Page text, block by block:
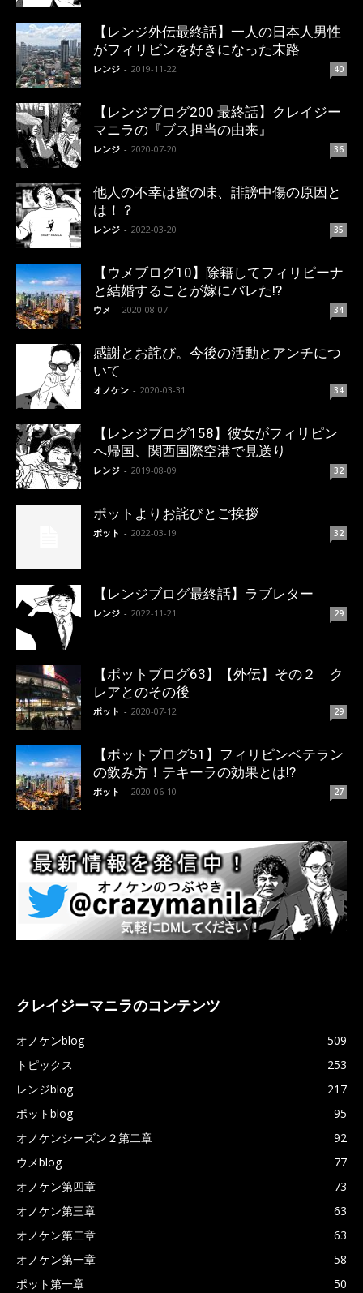
【レンジ外伝最終話】一人の日本人男性
がフィリピンを好きになった末路
レンジ - 2019-11-22 40
【レンジブログ200 最終話】クレイジー
マニラの『ブス担当の由来』
レンジ - 2020-07-20 36
他人の不幸は蜜の味、誹謗中傷の原因と
は！？
レンジ - 2022-03-20 35
【ウメブログ10】除籍してフィリピーナ
と結婚することが嫁にバレた!?
ウメ - 2020-08-07 34
感謝とお詫び。今後の活動とアンチにつ
いて
オノケン - 2020-03-31 34
【レンジブログ158】彼女がフィリピン
へ帰国、関西国際空港で見送り
レンジ - 2019-08-09 32
ポットよりお詫びとご挨拶
ポット - 2022-03-19 32
【レンジブログ最終話】ラブレター
レンジ - 2022-11-21 29
【ポットブログ63】【外伝】その２ ク
レアとのその後
ポット - 2020-07-12 29
【ポットブログ51】フィリピンベテラン
の飲み方！テキーラの効果とは!?
ポット - 2020-06-10 27
クレイジーマニラのコンテンツ
オノケンblog
509
トピックス
253
レンジblog
217
ポットblog
95
オノケンシーズン２第二章
92
ウメblog
77
オノケン第四章
73
オノケン第三章
63
オノケン第二章
63
オノケン第一章
58
ポット第一章
50